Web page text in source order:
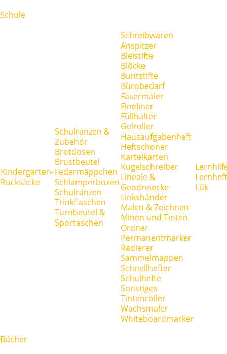
Schule
Kindergarten-
Rucksäcke
Schulranzen &
Zubehör
Brotdosen
Brustbeutel
Federmäppchen
Schlamperboxen
Schulranzen
Trinkflaschen
Turnbeutel &
Sportaschen
Schreibwaren
Anspitzer
Bleistifte
Blöcke
Buntstifte
Bürobedarf
Fasermaler
Fineliner
Füllhalter
Gelroller
Hausaufgabenheft
Heftschoner
Karteikarten
Kugelschreiber
Lineale &
Geodreiecke
Linkshänder
Malen & Zeichnen
Minen und Tinten
Ordner
Permanentmarker
Radierer
Sammelmappen
Schnellhefter
Schulhefte
Sonstiges
Tintenroller
Wachsmaler
Whiteboardmarker
Lük
Bücher